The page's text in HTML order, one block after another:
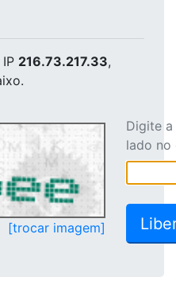
216.73.217.33,
[trocar imagem]
Digite
lado no